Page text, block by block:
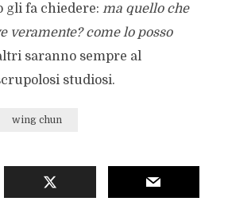
gli fa chiedere: ma quello che
veramente? come lo posso
saranno sempre al
studiosi.
wing chun